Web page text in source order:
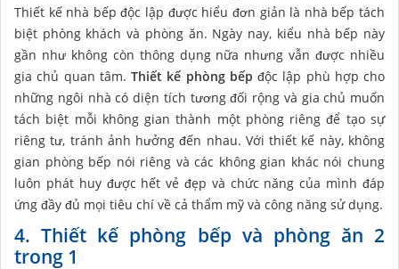
Thiết kế nhà bếp độc lập được hiểu đơn giản là nhà bếp tách
biệt phòng khách và phòng ăn. Ngày nay, kiểu nhà bếp này
gần như không còn thông dụng nữa nhưng vẫn được nhiều
gia chủ quan tâm. Thiết kế phòng bếp độc lập phù hợp cho
những ngôi nhà có diện tích tương đối rộng và gia chủ muốn
tách biệt mỗi không gian thành một phòng riêng để tạo sự
riêng tư, tránh ảnh hưởng đến nhau. Với thiết kế này, không
gian phòng bếp nói riêng và các không gian khác nói chung
luôn phát huy được hết vẻ đẹp và chức năng của mình đáp
ứng đầy đủ mọi tiêu chí về cả thẩm mỹ và công năng sử dụng.
4. Thiết kế phòng bếp và phòng ăn 2
trong 1